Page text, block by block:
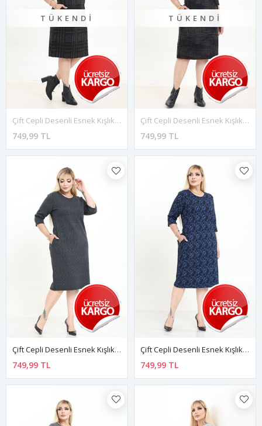
TÜKENDI
Çift Cepli Desenli Esnek Kışlık Büyük Beden Midi Elbise 18B-2738
749,99 TL
TÜKENDI
Çift Cepli Desenli Esnek Kışlık Büyük Beden Midi Elbise 37D-2741
749,99 TL
Çift Cepli Desenli Esnek Kışlık Büyük Beden Midi Elbise 27A-2740
749,99 TL
Çift Cepli Desenli Esnek Kışlık Büyük Beden Midi Elbise 4D-2737
749,99 TL